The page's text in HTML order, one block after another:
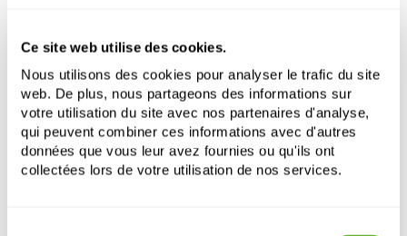
Ce site web utilise des cookies.
Nous utilisons des cookies pour analyser le trafic du site
web. De plus, nous partageons des informations sur
votre utilisation du site avec nos partenaires d'analyse,
qui peuvent combiner ces informations avec d'autres
données que vous leur avez fournies ou qu'ils ont
collectées lors de votre utilisation de nos services.
de mars à août.
Platycerium bifurcatum
Retombant
Hauteur:
70